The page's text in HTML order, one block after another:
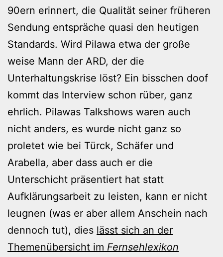
90ern erinnert, die Qualität seiner früheren
Sendung entspräche quasi den heutigen
Standards. Wird Pilawa etwa der große
weise Mann der ARD, der die
Unterhaltungskrise löst? Ein bisschen doof
kommt das Interview schon rüber, ganz
ehrlich. Pilawas Talkshows waren auch
nicht anders, es wurde nicht ganz so
proletet wie bei Türck, Schäfer und
Arabella, aber dass auch er die
Unterschicht präsentiert hat statt
Aufklärungsarbeit zu leisten, kann er nicht
leugnen (was er aber allem Anschein nach
dennoch tut), dies lässt sich an der
Themenübersicht im Fernsehlexikon